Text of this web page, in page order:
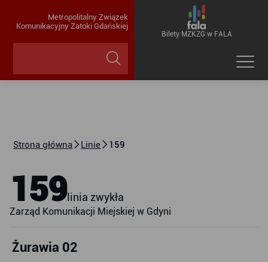
Metropolitalny Związek
Komunikacyjny Zatoki Gdańskiej
Bilety MZKZG w FALA
Strona główna Linie 159
159 linia zwykła
Zarząd Komunikacji Miejskiej w Gdyni
Żurawia 02